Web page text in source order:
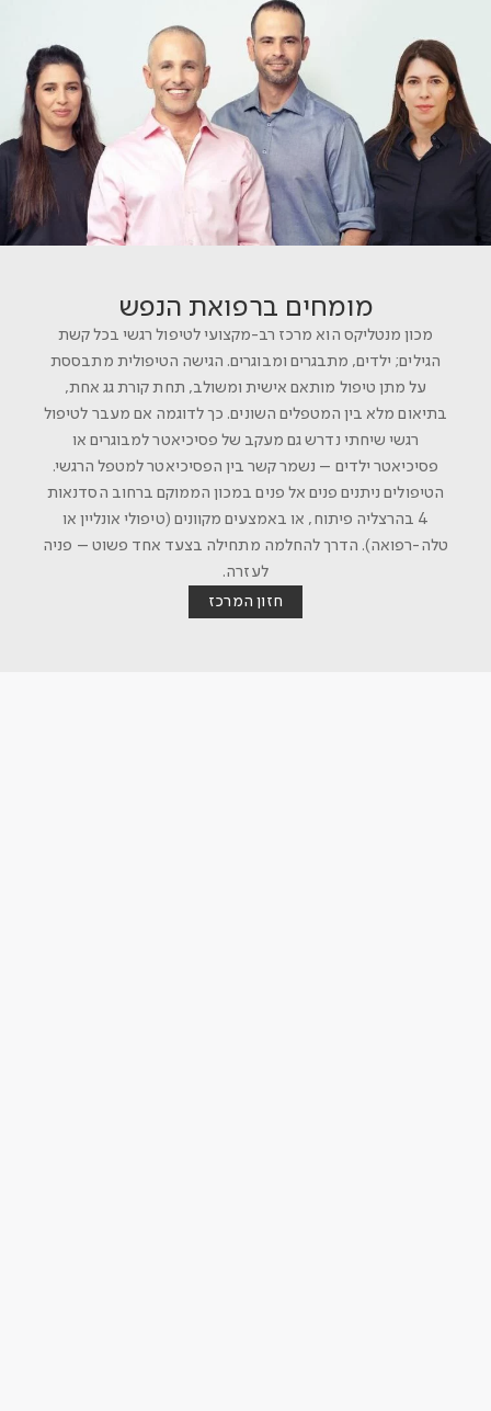
מומחים ברפואת הנפש
מכון מנטליקס הוא מרכז רב-מקצועי לטיפול רגשי בכל קשת
הגילים; ילדים, מתבגרים ומבוגרים. הגישה הטיפולית מתבססת
על מתן טיפול מותאם אישית ומשולב, תחת קורת גג אחת,
בתיאום מלא בין המטפלים השונים. כך לדוגמה אם מעבר לטיפול
רגשי שיחתי נדרש גם מעקב של פסיכיאטר למבוגרים או
פסיכיאטר ילדים – נשמר קשר בין הפסיכיאטר למטפל הרגשי.
הטיפולים ניתנים פנים אל פנים במכון הממוקם ברחוב הסדנאות
4 בהרצליה פיתוח, או באמצעים מקוונים (טיפולי אונליין או
טלה-רפואה). הדרך להחלמה מתחילה בצעד אחד פשוט – פניה
לעזרה.
חזון המרכז